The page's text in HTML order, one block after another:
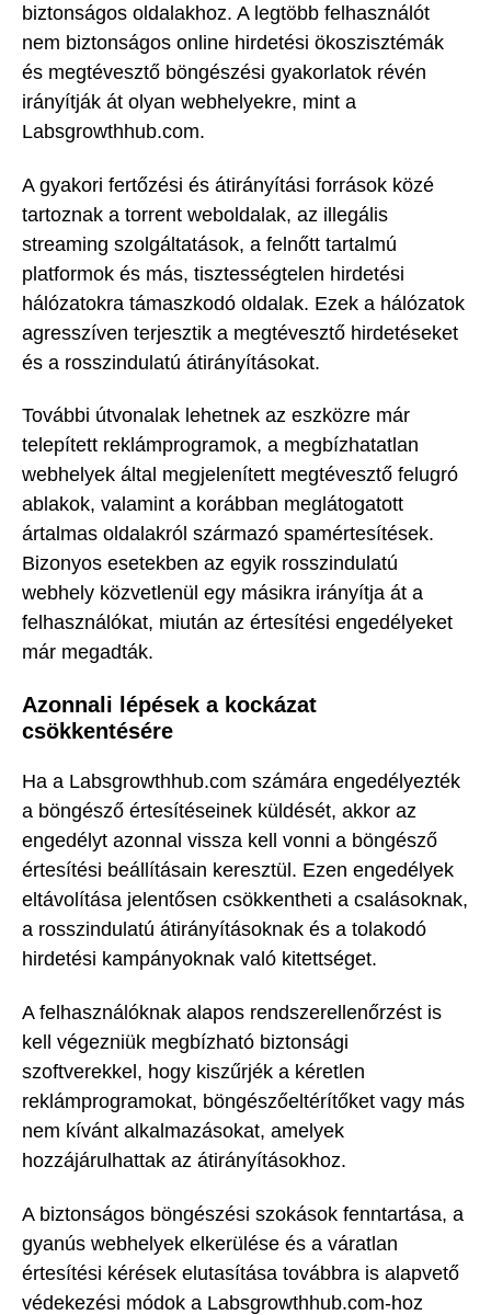
biztonságos oldalakhoz. A legtöbb felhasználót
nem biztonságos online hirdetési ökoszisztémák
és megtévesztő böngészési gyakorlatok révén
irányítják át olyan webhelyekre, mint a
Labsgrowthhub.com.
A gyakori fertőzési és átirányítási források közé
tartoznak a torrent weboldalak, az illegális
streaming szolgáltatások, a felnőtt tartalmú
platformok és más, tisztességtelen hirdetési
hálózatokra támaszkodó oldalak. Ezek a hálózatok
agresszíven terjesztik a megtévesztő hirdetéseket
és a rosszindulatú átirányításokat.
További útvonalak lehetnek az eszközre már
telepített reklámprogramok, a megbízhatatlan
webhelyek által megjelenített megtévesztő felugró
ablakok, valamint a korábban meglátogatott
ártalmas oldalakról származó spamértesítések.
Bizonyos esetekben az egyik rosszindulatú
webhely közvetlenül egy másikra irányítja át a
felhasználókat, miután az értesítési engedélyeket
már megadták.
Azonnali lépések a kockázat
csökkentésére
Ha a Labsgrowthhub.com számára engedélyezték
a böngésző értesítéseinek küldését, akkor az
engedélyt azonnal vissza kell vonni a böngésző
értesítési beállításain keresztül. Ezen engedélyek
eltávolítása jelentősen csökkentheti a csalásoknak,
a rosszindulatú átirányításoknak és a tolakodó
hirdetési kampányoknak való kitettséget.
A felhasználóknak alapos rendszerellenőrzést is
kell végezniük megbízható biztonsági
szoftverekkel, hogy kiszűrjék a kéretlen
reklámprogramokat, böngészőeltérítőket vagy más
nem kívánt alkalmazásokat, amelyek
hozzájárulhattak az átirányításokhoz.
A biztonságos böngészési szokások fenntartása, a
gyanús webhelyek elkerülése és a váratlan
értesítési kérések elutasítása továbbra is alapvető
védekezési módok a Labsgrowthhub.com-hoz